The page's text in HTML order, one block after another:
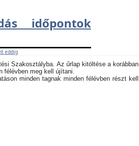
időpontok
eddig
Szakosztályba. Az űrlap kitöltése a korábban
félévben meg kell újítani.
minden tagnak minden félévben részt kell